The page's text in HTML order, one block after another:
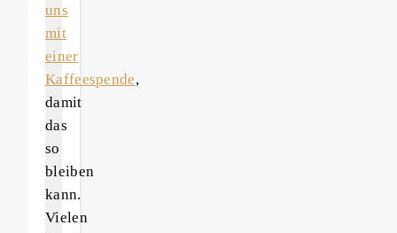
uns
mit
einer
Kaffeespende,
damit
das
so
bleiben
kann.
Vielen